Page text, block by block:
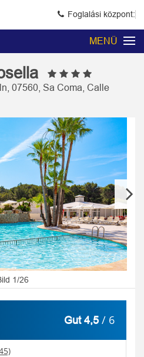
Foglalási központ:
MENÜ
07560, Sa Coma, Calle
1/26
Next
Gut 4,5 / 6